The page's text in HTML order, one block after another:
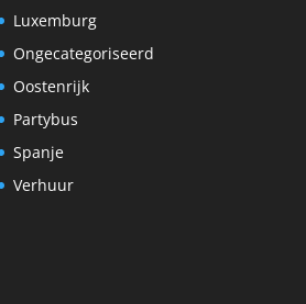
Luxemburg
Ongecategoriseerd
Oostenrijk
Partybus
Spanje
Verhuur